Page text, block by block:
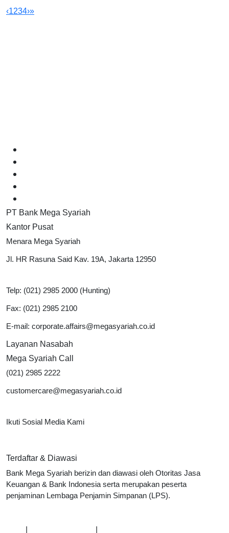
‹1234›»
PT Bank Mega Syariah
Kantor Pusat
Menara Mega Syariah
Jl. HR Rasuna Said Kav. 19A, Jakarta 12950
Telp: (021) 2985 2000 (Hunting)
Fax: (021) 2985 2100
E-mail: corporate.affairs@megasyariah.co.id
Layanan Nasabah
Mega Syariah Call
(021) 2985 2222
customercare@megasyariah.co.id
Ikuti Sosial Media Kami
Terdaftar & Diawasi
Bank Mega Syariah berizin dan diawasi oleh Otoritas Jasa
Keuangan & Bank Indonesia serta merupakan peserta
penjaminan Lembaga Penjamin Simpanan (LPS).